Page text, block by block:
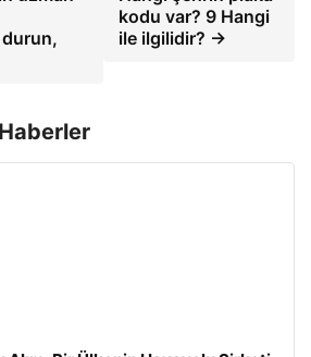
kodu var? 9 Hangi
ile ilgilidir? →